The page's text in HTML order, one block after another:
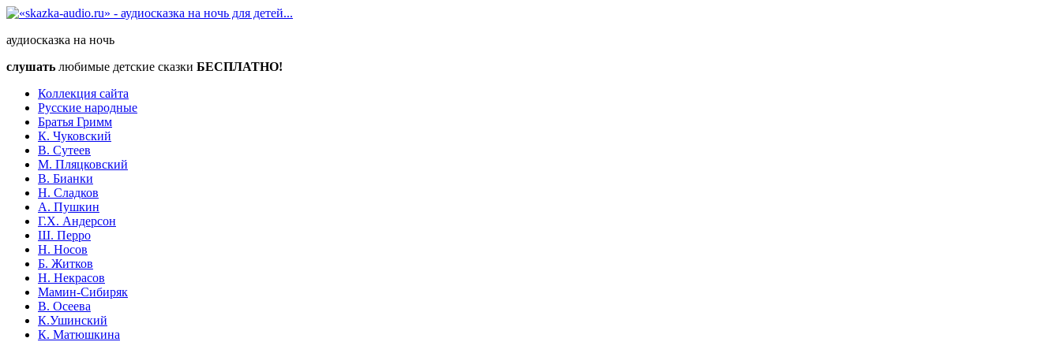
аудиосказка на ночь
слушать любимые детские сказки БЕСПЛАТНО!
Коллекция сайта
Русские народные
Братья Гримм
К. Чуковский
В. Сутеев
М. Пляцковский
В. Бианки
Н. Сладков
А. Пушкин
Г.Х. Андерсон
Ш. Перро
Н. Носов
Б. Житков
Н. Некрасов
Мамин-Сибиряк
В. Осеева
К.Ушинский
К. Матюшкина